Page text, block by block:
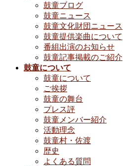
鼓童ブログ
鼓童ニュース
鼓童文化財団ニュース
鼓童提供楽曲について
番組出演のお知らせ
鼓童記事掲載のご紹介
鼓童について
鼓童について
ご挨拶
鼓童の舞台
プレス評
鼓童メンバー紹介
活動理念
鼓童村・佐渡
歴史
よくある質問